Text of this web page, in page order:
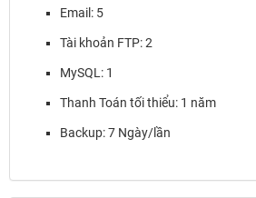
Email: 5
Tài khoản FTP: 2
MySQL: 1
Thanh Toán tối thiểu: 1 năm
Backup: 7 Ngày/lần